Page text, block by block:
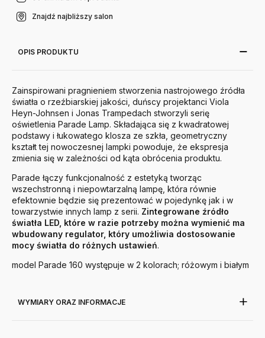
Znajdź najbliższy salon
OPIS PRODUKTU
Zainspirowani pragnieniem stworzenia nastrojowego źródła
światła o rzeźbiarskiej jakości, duńscy projektanci Viola
Heyn-Johnsen i Jonas Trampedach stworzyli serię
oświetlenia Parade Lamp. Składająca się z kwadratowej
podstawy i łukowatego klosza ze szkła, geometryczny
kształt tej nowoczesnej lampki powoduje, że ekspresja
zmienia się w zależności od kąta obrócenia produktu.
Parade łączy funkcjonalność z estetyką tworząc
wszechstronną i niepowtarzalną lampę, która równie
efektownie będzie się prezentować w pojedynkę jak i w
towarzystwie innych lamp z serii. Zintegrowane źródło
światła LED, które w razie potrzeby można wymienić ma
wbudowany regulator, który umożliwia dostosowanie
mocy światła do różnych ustawień.
model Parade 160 występuje w 2 kolorach; różowym i białym
WYMIARY ORAZ INFORMACJE